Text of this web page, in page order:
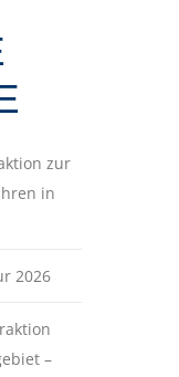
zur
in
2026
–